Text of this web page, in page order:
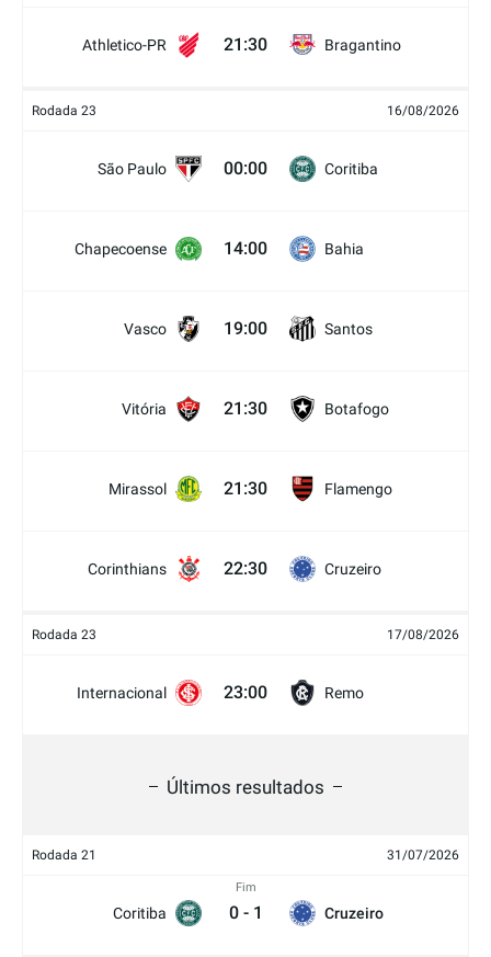
Athletico-PR 21:30 Bragantino
Rodada 23 16/08/2026
São Paulo 00:00 Coritiba
Chapecoense 14:00 Bahia
Vasco 19:00 Santos
Vitória 21:30 Botafogo
Mirassol 21:30 Flamengo
Corinthians 22:30 Cruzeiro
Rodada 23 17/08/2026
Internacional 23:00 Remo
Últimos resultados
Rodada 21 31/07/2026
Coritiba
Fim
0 - 1 Cruzeiro